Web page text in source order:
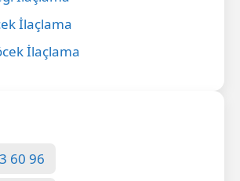
İlaçlama
İlaçlama
60 96